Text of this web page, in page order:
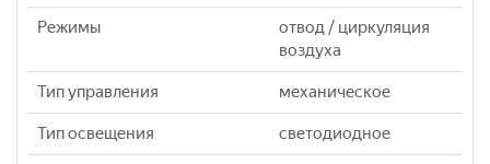
Режимы
отвод / циркуляция
воздуха
Тип управления механическое
Тип освещения светодиодное